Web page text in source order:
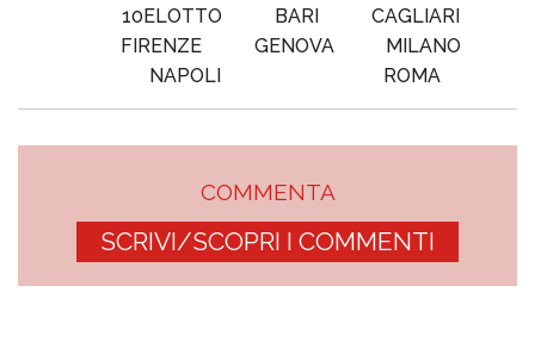
10ELOTTO
BARI
CAGLIARI
FIRENZE
GENOVA
MILANO
NAPOLI
ROMA
COMMENTA
SCRIVI/SCOPRI I COMMENTI